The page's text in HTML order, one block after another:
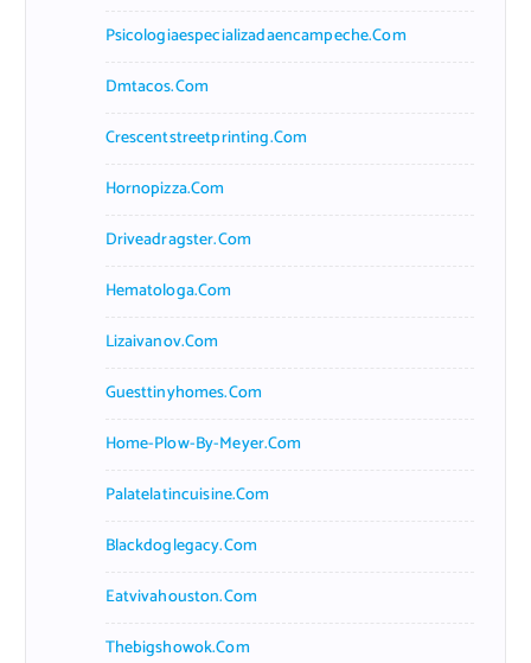
Psicologiaespecializadaencampeche.com
Dmtacos.com
Crescentstreetprinting.com
Hornopizza.com
Driveadragster.com
Hematologa.com
Lizaivanov.com
Guesttinyhomes.com
Home-Plow-By-Meyer.com
Palatelatincuisine.com
Blackdoglegacy.com
Eatvivahouston.com
Thebigshowok.com